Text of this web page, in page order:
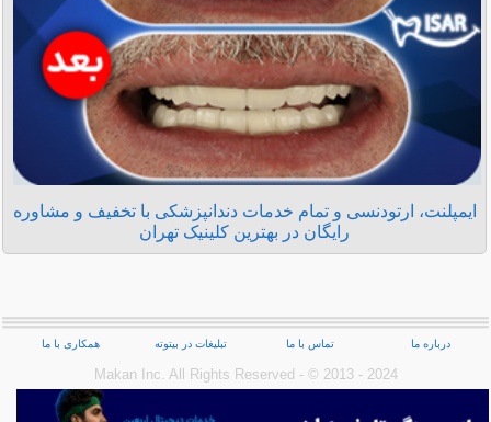
ایمپلنت، ارتودنسی و تمام خدمات دندانپزشکی با تخفیف و مشاوره
رایگان در بهترین کلینیک تهران
درباره ما تماس با ما تبلیغات در بیتوته همکاری با ما
Makan Inc.‎ All Rights Reserved - © 2013 - 2024